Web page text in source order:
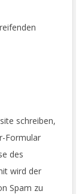
schreiben,
Formular
des
wird der
Spam zu